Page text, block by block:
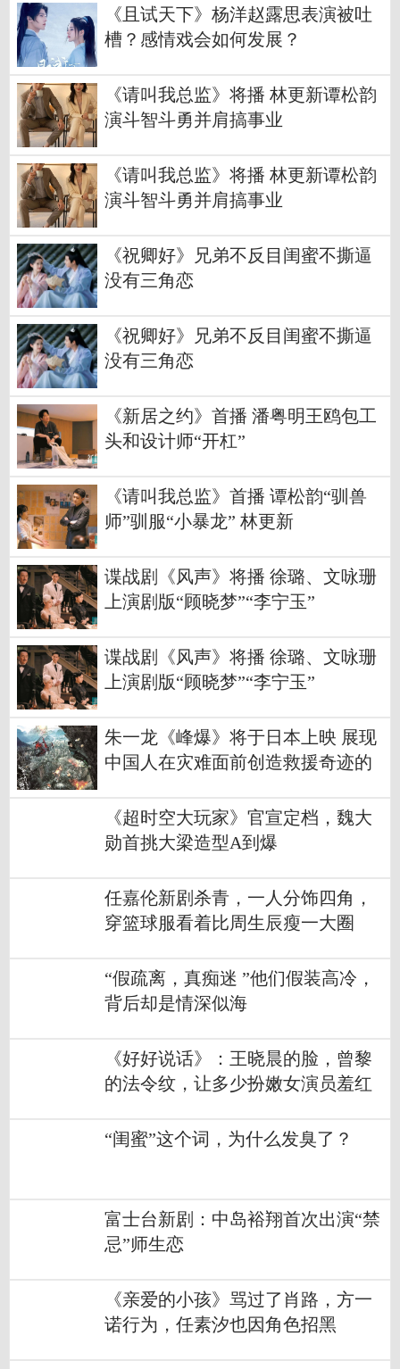
《且试天下》杨洋赵露思表演被吐
槽？感情戏会如何发展？
《请叫我总监》将播 林更新谭松韵
演斗智斗勇并肩搞事业
《请叫我总监》将播 林更新谭松韵
演斗智斗勇并肩搞事业
《祝卿好》兄弟不反目闺蜜不撕逼
没有三角恋
《祝卿好》兄弟不反目闺蜜不撕逼
没有三角恋
《新居之约》首播 潘粤明王鸥包工
头和设计师“开杠”
《请叫我总监》首播 谭松韵“驯兽
师”驯服“小暴龙” 林更新
谍战剧《风声》将播 徐璐、文咏珊
上演剧版“顾晓梦”“李宁玉”
谍战剧《风声》将播 徐璐、文咏珊
上演剧版“顾晓梦”“李宁玉”
朱一龙《峰爆》将于日本上映 展现
中国人在灾难面前创造救援奇迹的
《超时空大玩家》官宣定档，魏大
勋首挑大梁造型A到爆
任嘉伦新剧杀青，一人分饰四角，
穿篮球服看着比周生辰瘦一大圈
“假疏离，真痴迷 ”他们假装高冷，
背后却是情深似海
《好好说话》：王晓晨的脸，曾黎
的法令纹，让多少扮嫩女演员羞红
“闺蜜”这个词，为什么发臭了？
富士台新剧：中岛裕翔首次出演“禁
忌”师生恋
《亲爱的小孩》骂过了肖路，方一
诺行为，任素汐也因角色招黑